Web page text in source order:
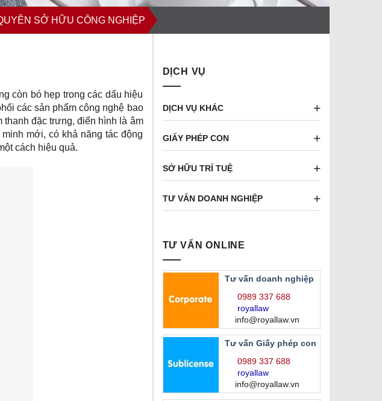
SỞ HỮU CÔNG NGHIỆP
còn bó hẹp trong các dấu hiệu
các sản phẩm công nghệ bao
thanh đặc trưng, điển hình là âm
mới, có khả năng tác động
cách hiệu quả.
DỊCH VỤ
DỊCH VỤ KHÁC
GIẤY PHÉP CON
SỞ HỮU TRÍ TUỆ
TƯ VẤN DOANH NGHIỆP
TƯ VẤN ONLINE
Tư vấn doanh nghiệp
0989 337 688
royallaw
info@royallaw.vn
Tư vấn Giấy phép con
0989 337 688
royallaw
info@royallaw.vn